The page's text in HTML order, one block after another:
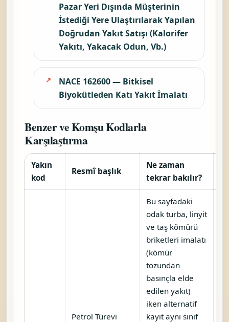
Pazar Yeri Dışında Müşterinin
İstediği Yere Ulaştırılarak Yapılan
Doğrudan Yakıt Satışı (Kalorifer
Yakıtı, Yakacak Odun, Vb.)
NACE 162600 — Bitkisel
Biyokütleden Katı Yakıt İmalatı
Benzer ve Komşu Kodlarla
Karşılaştırma
Yakın
kod
Resmî başlık
Ne zaman
tekrar bakılır?
Petrol Türevi
Bu sayfadaki
odak turba, linyit
ve taş kömürü
briketleri imalatı
(kömür
tozundan
basınçla elde
edilen yakıt)
iken alternatif
kayıt aynı sınıf